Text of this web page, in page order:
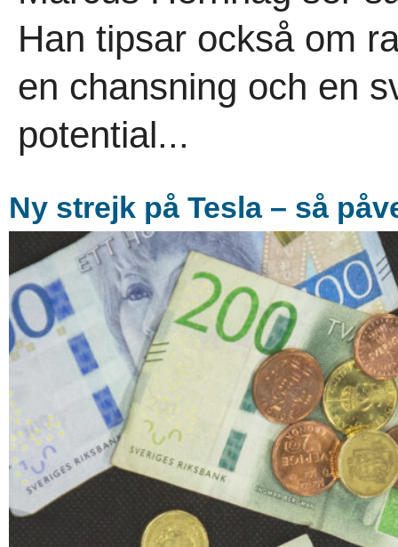
Han tipsar också om
en chansning och en
potential...
Ny strejk på Tesla – så